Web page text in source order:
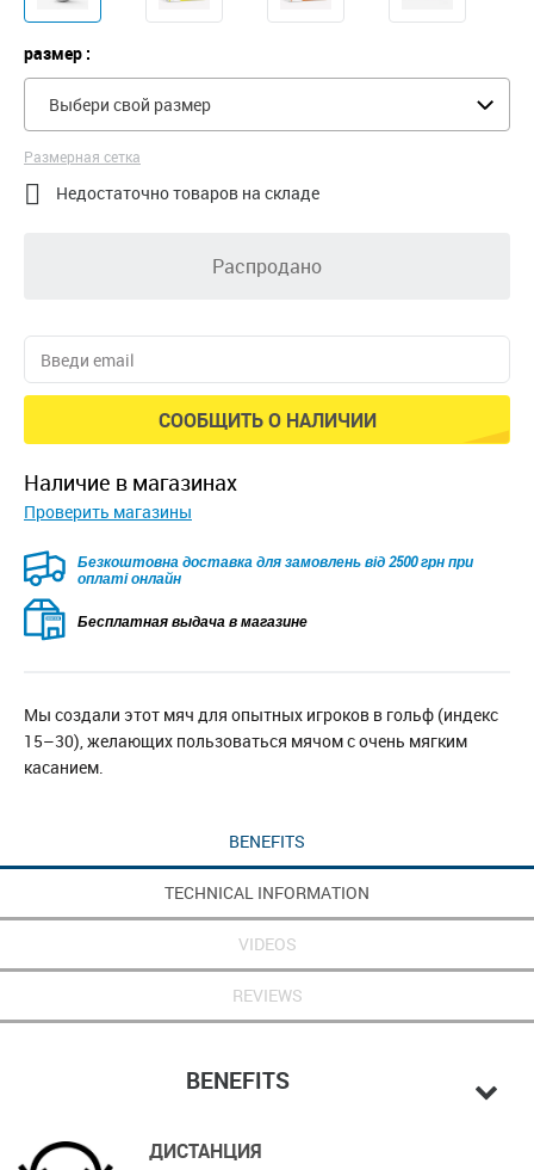
размер :
Выбери свой размер
Размерная сетка
 Недостаточно товаров на складе
Распродано
СООБЩИТЬ О НАЛИЧИИ
наличие в магазинах
Проверить магазины
Безкоштовна доставка для замовлень від 2500 грн при
оплаті онлайн
Бесплатная выдача в магазине
Мы создали этот мяч для опытных игроков в гольф (индекс
15–30), желающих пользоваться мячом с очень мягким
касанием.
BENEFITS
TECHNICAL INFORMATION
VIDEOS
REVIEWS
BENEFITS
ДИСТАНЦИЯ